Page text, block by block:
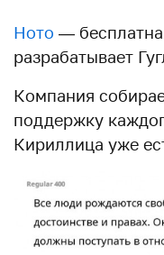
Ното —
разрабатывает
Компания
поддержку
Кириллица уже